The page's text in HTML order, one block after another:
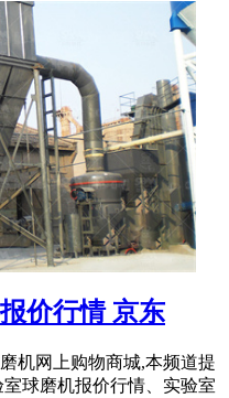
价行情 京东
机网上购物商城,本频道提
球磨机报价行情、实验室